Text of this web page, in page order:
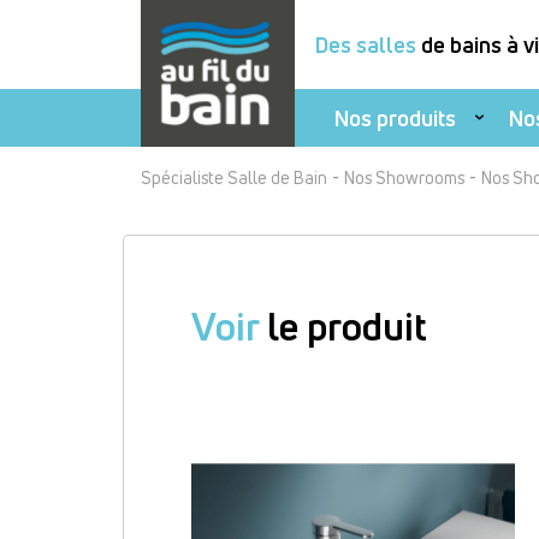
Des salles de bains à
Nos produits
Spécialiste Salle de Bain - Nos Showrooms - Nos
Voirle produit